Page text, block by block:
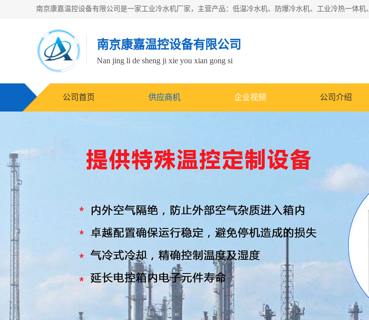
南京康嘉温控设备有限公司
Nan jing li de sheng ji xie you xian gong si
公司首页 供应商机 企业视频 公司介绍